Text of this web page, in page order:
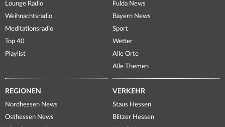
Lounge Radio
Weihnachtsradio
Meditationsradio
Top 40
Playlist
Fulda News
Bayern News
Sport
Wetter
Alle Orte
Alle Themen
REGIONEN
Nordhessen News
Osthessen News
VERKEHR
Staus Hessen
Blitzer Hessen